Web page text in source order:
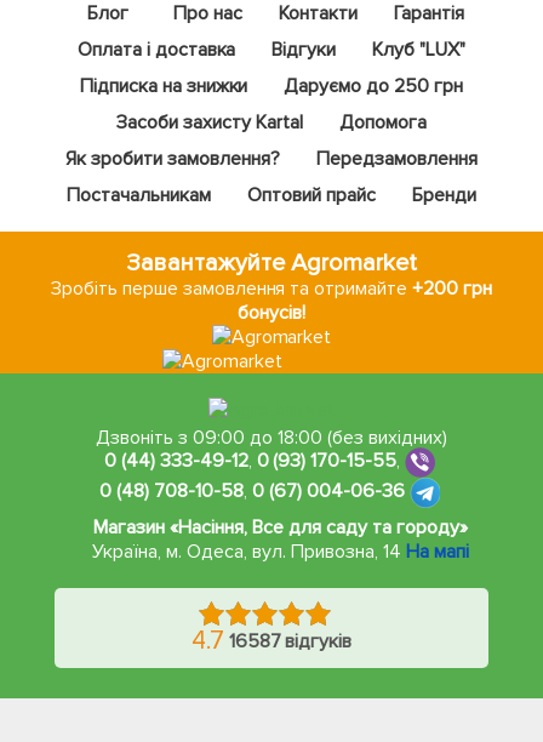
Блог Про нас Контакти
Гарантія
Оплата і доставка
Відгуки
Клуб "LUX"
Підписка на знижки
Даруємо до 250 грн
Засоби захисту Kartal
Допомога
Як зробити замовлення?
Передзамовлення
Постачальникам
Оптовий прайс Бренди
Завантажуйте Agromarket
Зробіть перше замовлення та отримайте+200 грн
бонусів!
Дзвоніть з 09:00 до 18:00 (без вихідних)
0 (44) 333-49-12, 0 (93) 170-15-55,
0 (48) 708-10-58, 0 (67) 004-06-36
Магазин «Насіння, Все для саду та городу»
Україна, м. Одеса,вул. Привозна, 14 На мапі
4.7 16587 відгуків